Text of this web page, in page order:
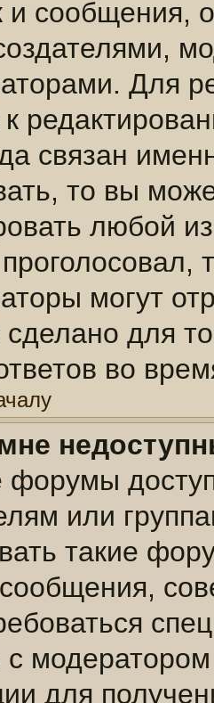
и сообщения,
Для
связан
то вы
любой
могут
для
во
форумы
или
такие
с
для